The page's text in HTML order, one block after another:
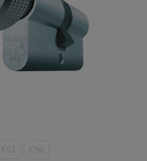
K51 K56